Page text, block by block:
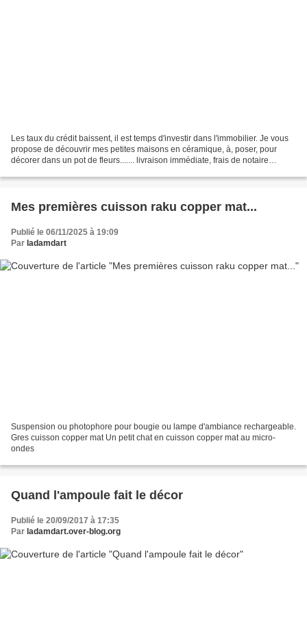
Les taux du crédit baissent, il est temps d'investir dans l'immobilier. Je vous
propose de découvrir mes petites maisons en céramique, à, poser, pour
décorer dans un pot de fleurs....... livraison immédiate, frais de notaire
Mes premières cuisson raku copper mat...
Publié le 06/11/2025 à 19:09
Par ladamdart
Suspension ou photophore pour bougie ou lampe d'ambiance rechargeable.
Gres cuisson copper mat Un petit chat en cuisson copper mat au micro-
ondes
Quand l'ampoule fait le décor
Publié le 20/09/2017 à 17:35
Par ladamdart.over-blog.org